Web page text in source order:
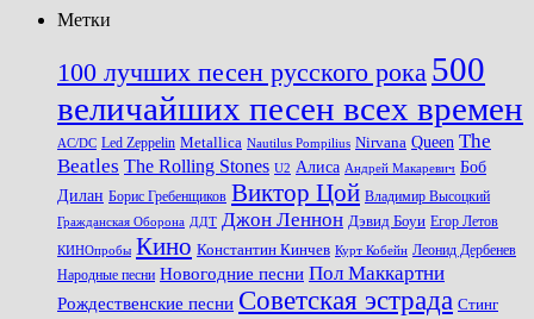
Метки
100 лучших песен русского рока 500
величайших песен всех времен
AC/DC Led Zeppelin Metallica Nautilus Pompilius Nirvana Queen The
Beatles The Rolling Stones U2 Алиса Андрей Макаревич Боб
Дилан Борис Гребенщиков Виктор Цой Владимир Высоцкий
Гражданская Оборона ДДТ Джон Леннон Дэвид Боуи Егор Летов
КИНОпробы Кино Константин Кинчев Курт Кобейн Леонид Дербенев
Народные песни Новогодние песни Пол Маккартни
Рождественские песни Советская эстрада Стинг